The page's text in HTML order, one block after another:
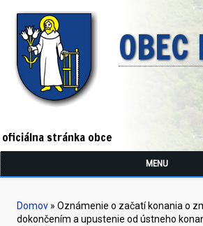
oficiálna stránka obce
MENU
Nachádzate sa tu
Domov » Oznámenie o začatí konania o
dokončením a upustenie od ústneho